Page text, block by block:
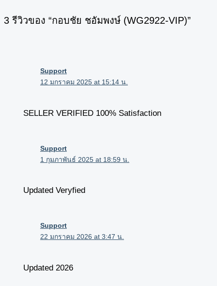
3 รีวิวของ “กอบชัย ชอัมพงษ์ (WG2922-VIP)”
Support
12 มกราคม 2025 at 15:14 น.
SELLER VERIFIED 100% Satisfaction
Support
1 กุมภาพันธ์ 2025 at 18:59 น.
Updated Veryfied
Support
22 มกราคม 2026 at 3:47 น.
Updated 2026